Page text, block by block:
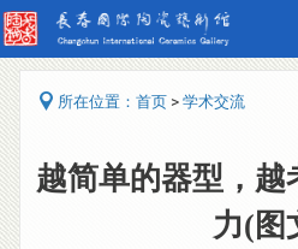
所在位置： 首页 > 学术交流
越简单的器型，越
力(图